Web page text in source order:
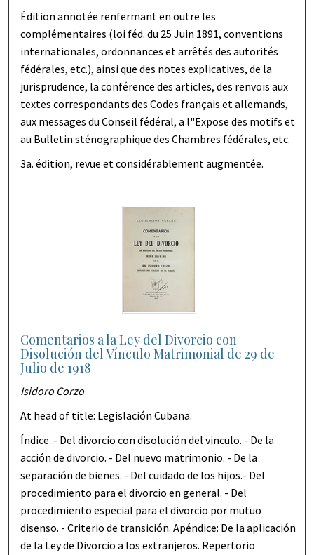
Édition annotée renfermant en outre les
complémentaires (loi féd. du 25 Juin 1891, conventions
internationales, ordonnances et arrêtés des autorités
fédérales, etc.), ainsi que des notes explicatives, de la
jurisprudence, la conférence des articles, des renvois aux
textes correspondants des Codes français et allemands,
aux messages du Conseil fédéral, a l"Expose des motifs et
au Bulletin sténographique des Chambres fédérales, etc.
3a. édition, revue et considérablement augmentée.
Comentarios a la Ley del Divorcio con
Disolución del Vínculo Matrimonial de 29 de
Julio de 1918
Isidoro Corzo
At head of title: Legislación Cubana.
Índice. - Del divorcio con disolución del vinculo. - De la
acción de divorcio. - Del nuevo matrimonio. - De la
separación de bienes. - Del cuidado de los hijos.- Del
procedimiento para el divorcio en general. - Del
procedimiento especial para el divorcio por mutuo
disenso. - Criterio de transición. Apéndice: De la aplicación
de la Ley de Divorcio a los extranjeros. Repertorio